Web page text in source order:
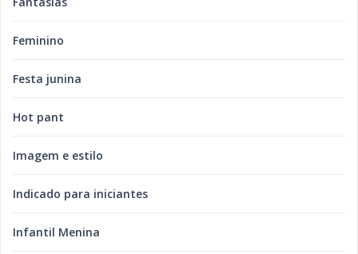
Feminino
Festa junina
Hot pant
Imagem e estilo
Indicado para iniciantes
Infantil Menina